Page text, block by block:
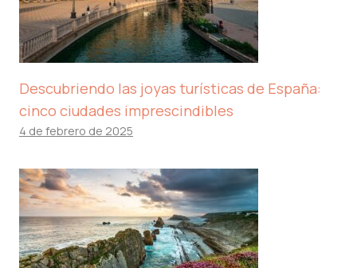
Descubriendo las joyas turísticas de España:
cinco ciudades imprescindibles
4 de febrero de 2025